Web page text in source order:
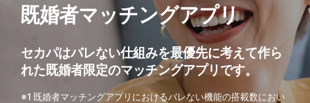
既婚者マッチングアプリ
セカパはバレない仕組みを最優先に考えて作ら
れた既婚者限定のマッチングアプリです。
※1 既婚者マッチングアプリにおけるバレない機能の搭載数におい